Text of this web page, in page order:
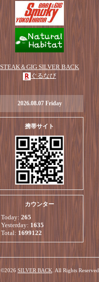
STEAK＆GIG SILVER BACK
ぐるなび
2026.08.07 Friday
携帯サイト
カウンター
Today: 265
Yesterday: 1635
Total: 1699122
©2026 SILVER BACK . All Rights Reserved.